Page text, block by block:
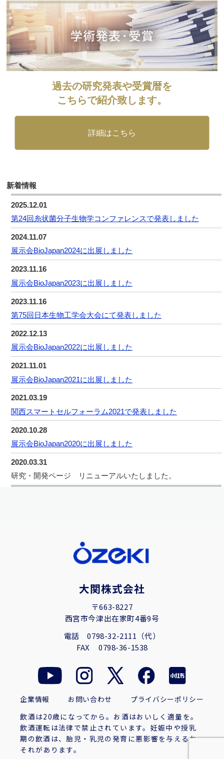
過去の研究発表や受賞暦を
こちらで紹介致します。
詳細はこちら
新着情報
2025.12.01
第24回糸状菌分子生物学コンファレンスで発表しました
2024.11.07
展示会BioJapan2024に出展しました
2023.11.16
展示会BioJapan2023に出展しました
2023.11.16
第75回日本生物工学会大会にて発表しました
2022.12.13
展示会BioJapan2022に出展しました
2021.11.01
展示会BioJapan2021に出展しました
2021.03.19
関西スマートセルフォーラム2021で発表しました
2020.10.28
展示会BioJapan2020に出展しました
2020.03.31
研究・開発ページ リニューアルいたしました。
大関株式会社
〒663-8227
西宮市今津出在家町4番9号
電話0798-32-2111（代）
FAX 0798-36-1538
飲酒は20歳になってから。お酒はおいしく適量を。
飲酒運転は法律で禁止されています。妊娠中や授乳
期の飲酒は、胎児・乳児の発育に悪影響を与えるお
それがあります。
企業情報 お問い合わせ プライバシーポリシー